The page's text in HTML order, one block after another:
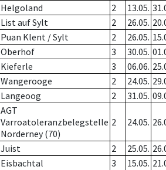
Helgoland 2 13.05.
List auf Sylt 2 26.05.
Puan Klent / Sylt 2 26.05.
Oberhof 3 30.05.
Kieferle 3 06.06.
Wangerooge 2 24.05.
Langeoog 2 31.05.
AGT
Varroatoleranzbelegstelle
Norderney (70)
2 24.05.
Juist 2 25.05.
Eisbachtal 3 15.05.